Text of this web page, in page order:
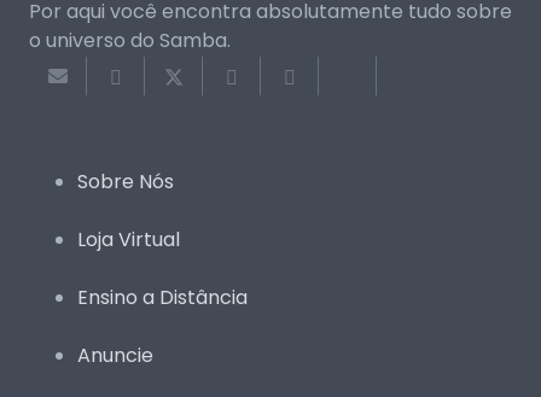
Por aqui você encontra absolutamente tudo sobre
o universo do Samba.
Sobre Nós
Loja Virtual
Ensino a Distância
Anuncie